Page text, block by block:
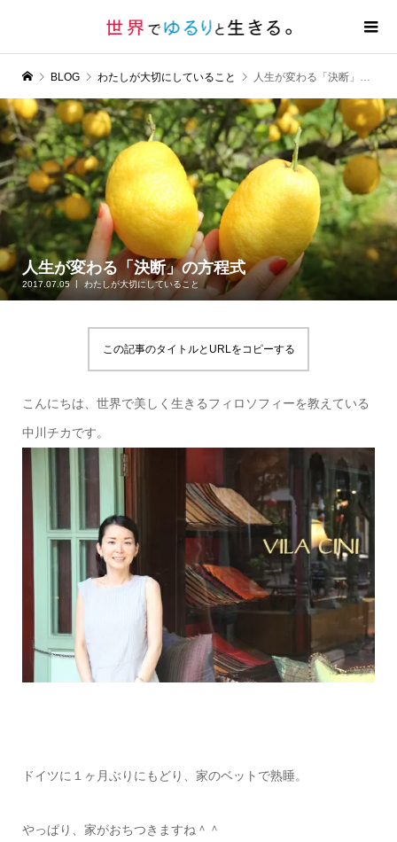
BLOG わたしが大切にしていること 人生が変わる「決断」の方程式
人生が変わる「決断」の方程式
2017.07.05 わたしが大切にしていること
この記事のタイトルとURLをコピーする
こんにちは、世界で美しく生きるフィロソフィーを教えている
中川チカです。
ドイツに１ヶ月ぶりにもどり、家のベットで熟睡。
やっぱり、家がおちつきますね＾＾